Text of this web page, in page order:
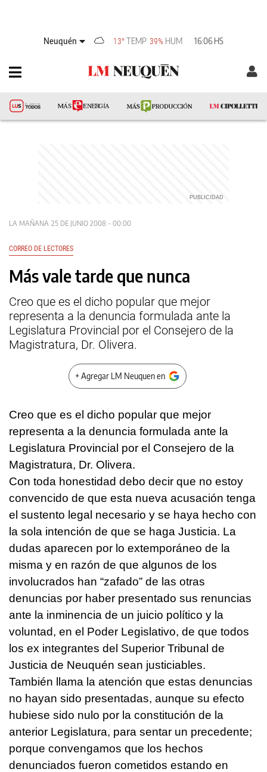
Neuquén 13° TEMP 39% HUM 16:06 HS
LA MAÑANA 25 DE JUNIO 2008 - 00:00
CORREO DE LECTORES
Más vale tarde que nunca
Creo que es el dicho popular que mejor
representa a la denuncia formulada ante la
Legislatura Provincial por el Consejero de la
Magistratura, Dr. Olivera.
+ Agregar LM Neuquen en
Creo que es el dicho popular que mejor
representa a la denuncia formulada ante la
Legislatura Provincial por el Consejero de la
Magistratura, Dr. Olivera.
Con toda honestidad debo decir que no estoy
convencido de que esta nueva acusación tenga
el sustento legal necesario y se haya hecho con
la sola intención de que se haga Justicia. La
dudas aparecen por lo extemporáneo de la
misma y en razón de que algunos de los
involucrados han “zafado” de las otras
denuncias por haber presentado sus renuncias
ante la inminencia de un juicio político y la
voluntad, en el Poder Legislativo, de que todos
los ex integrantes del Superior Tribunal de
Justicia de Neuquén sean justiciables.
También llama la atención que estas denuncias
no hayan sido presentadas, aunque su efecto
hubiese sido nulo por la constitución de la
anterior Legislatura, para sentar un precedente;
porque convengamos que los hechos
denunciados fueron cometidos estando en